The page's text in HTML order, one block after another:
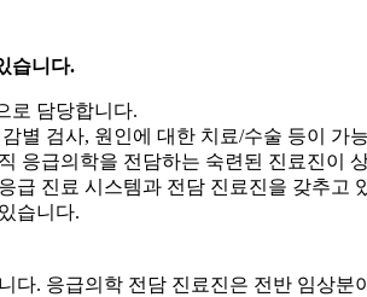
습니다.
로 담당합니다.
별 검사, 원인에 대한 치료/수술 등이 가
응급의학을 전담하는 숙련된 진료진이
급 진료 시스템과 전담 진료진을 갖추고
습니다.
다. 응급의학 전담 진료진은 전반 임상분